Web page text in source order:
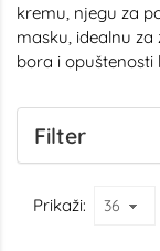
kremu, njegu za
masku, idealnu
bora i opuštenosti
Filter
Prikaži: